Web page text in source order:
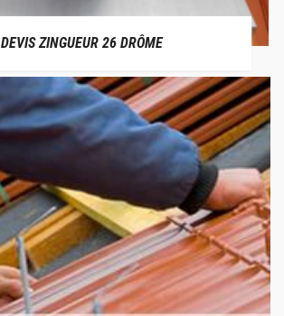
DEVIS ZINGUEUR 26 DRÔME